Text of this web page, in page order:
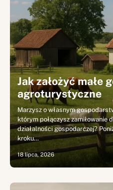
Jak założyć małe
agroturystyczne
Marzysz o własnym
którym połączysz zamiłowanie
działalności gospodarczej?
kroku…
18 lipca, 2026